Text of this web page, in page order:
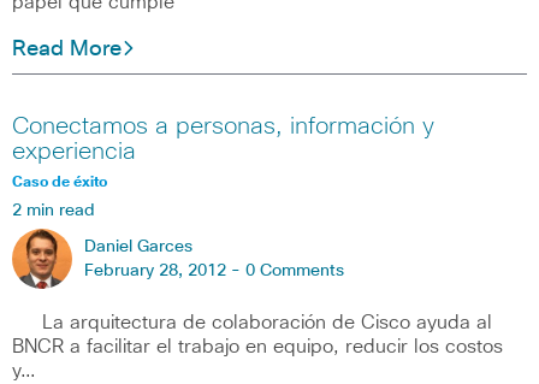
Read More
Conectamos a personas, información y
experiencia
Caso de éxito
2 min read
Daniel Garces
February 28, 2012 - 0 Comments
La arquitectura de colaboración de Cisco ayuda al
BNCR a facilitar el trabajo en equipo, reducir los costos
y…